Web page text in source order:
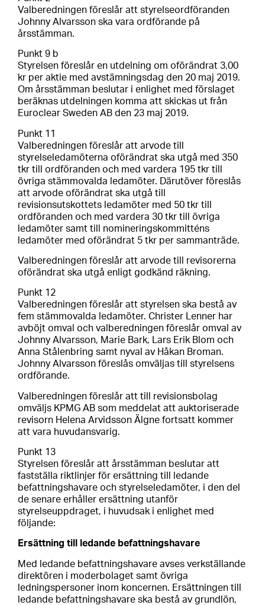
Valberedningen föreslår att styrelseordföranden
Johnny Alvarsson ska vara ordförande på
årsstämman.
Punkt 9 b
Styrelsen föreslår en utdelning om oförändrat 3,00
kr per aktie med avstämningsdag den 20 maj 2019.
Om årsstämman beslutar i enlighet med förslaget
beräknas utdelningen komma att skickas ut från
Euroclear Sweden AB den 23 maj 2019.
Punkt 11
Valberedningen föreslår att arvode till
styrelseledamöterna oförändrat ska utgå med 350
tkr till ordföranden och med vardera 195 tkr till
övriga stämmovalda ledamöter. Därutöver föreslås
att arvode oförändrat ska utgå till
revisionsutskottets ledamöter med 50 tkr till
ordföranden och med vardera 30 tkr till övriga
ledamöter samt till nomineringskommitténs
ledamöter med oförändrat 5 tkr per sammanträde.
Valberedningen föreslår att arvode till revisorerna
oförändrat ska utgå enligt godkänd räkning.
Punkt 12
Valberedningen föreslår att styrelsen ska bestå av
fem stämmovalda ledamöter. Christer Lenner har
avböjt omval och valberedningen föreslår omval av
Johnny Alvarsson, Marie Bark, Lars Erik Blom och
Anna Stålenbring samt nyval av Håkan Broman.
Johnny Alvarsson föreslås omväljas till styrelsens
ordförande.
Valberedningen föreslår att till revisionsbolag
omväljs KPMG AB som meddelat att auktoriserade
revisorn Helena Arvidsson Älgne fortsatt kommer
att vara huvudansvarig.
Punkt 13
Styrelsen föreslår att årsstämman beslutar att
fastställa riktlinjer för ersättning till ledande
befattningshavare och styrelseledamöter, i den del
de senare erhåller ersättning utanför
styrelseuppdraget, i huvudsak i enlighet med
följande:
Ersättning till ledande befattningshavare
Med ledande befattningshavare avses verkställande
direktören i moderbolaget samt övriga
ledningspersoner inom koncernen. Ersättningen till
ledande befattningshavare ska bestå av grundlön,